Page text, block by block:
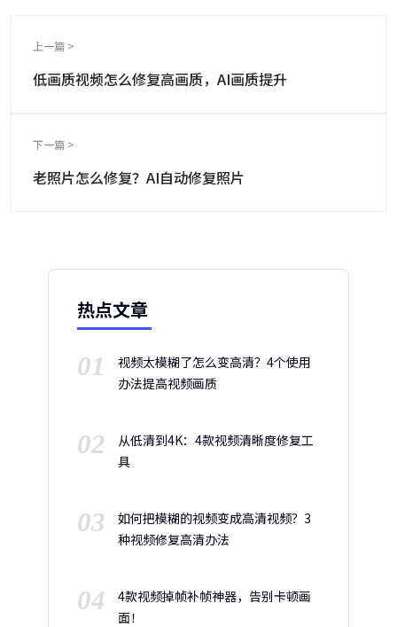
上一篇 >
低画质视频怎么修复高画质，AI画质提升
下一篇 >
老照片怎么修复？AI自动修复照片
热点文章
01
视频太模糊了怎么变高清？4个使用
办法提高视频画质
02
从低清到4K：4款视频清晰度修复工
具
03
如何把模糊的视频变成高清视频？3
种视频修复高清办法
04
4款视频掉帧补帧神器，告别卡顿画
面！